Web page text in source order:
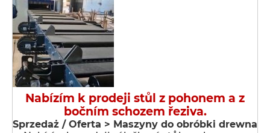
Nabízím k prodeji stůl z pohonem a z
bočním schozem řeziva.
Sprzedaż / Oferta > Maszyny do obróbki drewna